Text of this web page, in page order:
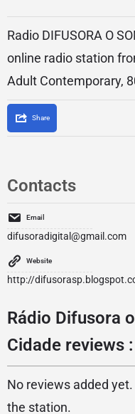
Radio DIFUSORA O
online radio station
Adult Contemporary,
Share
Contacts
Email
difusoradigital@gmail.com
Website
http://
Rádio Difusora
Cidade reviews :
No reviews added
the station.